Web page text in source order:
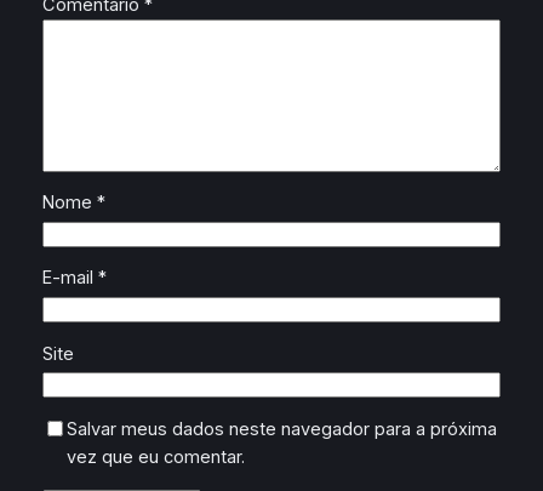
Comentário *
Nome *
E-mail *
Site
Salvar meus dados neste navegador para a próxima
vez que eu comentar.